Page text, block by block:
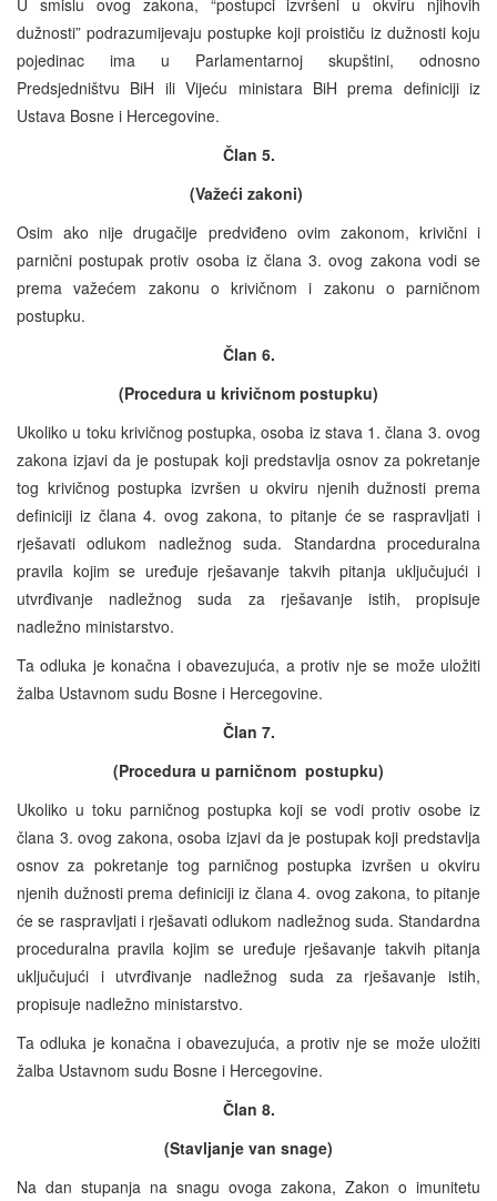
dužnosti” podrazumijevaju postupke koji proističu iz dužnosti koju
pojedinac ima u Parlamentarnoj skupštini, odnosno
Predsjedništvu BiH ili Vijeću ministara BiH prema definiciji iz
Ustava Bosne i Hercegovine.
Član 5.
(Važeći zakoni)
Osim ako nije drugačije predviđeno ovim zakonom, krivični i
parnični postupak protiv osoba iz člana 3. ovog zakona vodi se
prema važećem zakonu o krivičnom i zakonu o parničnom
postupku.
Član 6.
(Procedura u krivičnom postupku)
Ukoliko u toku krivičnog postupka, osoba iz stava 1. člana 3. ovog
zakona izjavi da je postupak koji predstavlja osnov za pokretanje
tog krivičnog postupka izvršen u okviru njenih dužnosti prema
definiciji iz člana 4. ovog zakona, to pitanje će se raspravljati i
rješavati odlukom nadležnog suda. Standardna proceduralna
pravila kojim se uređuje rješavanje takvih pitanja uključujući i
utvrđivanje nadležnog suda za rješavanje istih, propisuje
nadležno ministarstvo.
Ta odluka je konačna i obavezujuća, a protiv nje se može uložiti
žalba Ustavnom sudu Bosne i Hercegovine.
Član 7.
(Procedura u parničnom postupku)
Ukoliko u toku parničnog postupka koji se vodi protiv osobe iz
člana 3. ovog zakona, osoba izjavi da je postupak koji predstavlja
osnov za pokretanje tog parničnog postupka izvršen u okviru
njenih dužnosti prema definiciji iz člana 4. ovog zakona, to pitanje
će se raspravljati i rješavati odlukom nadležnog suda. Standardna
proceduralna pravila kojim se uređuje rješavanje takvih pitanja
uključujući i utvrđivanje nadležnog suda za rješavanje istih,
propisuje nadležno ministarstvo.
Ta odluka je konačna i obavezujuća, a protiv nje se može uložiti
žalba Ustavnom sudu Bosne i Hercegovine.
Član 8.
(Stavljanje van snage)
Na dan stupanja na snagu ovoga zakona, Zakon o imunitetu